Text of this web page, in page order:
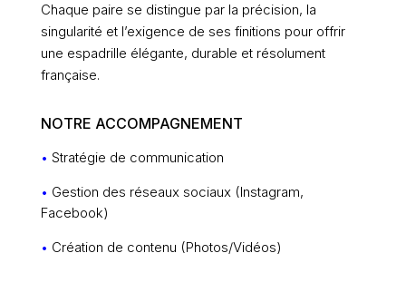
Chaque paire se distingue par la précision, la
singularité et l’exigence de ses finitions pour offrir
une espadrille élégante, durable et résolument
française.
NOTRE ACCOMPAGNEMENT
• Stratégie de communication
• Gestion des réseaux sociaux (Instagram,
Facebook)
• Création de contenu (Photos/Vidéos)